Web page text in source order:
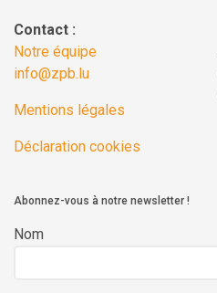
Contact :
Notre équipe
info@zpb.lu
Mentions légales
Déclaration cookies
Abonnez-vous à notre newsletter !
Nom